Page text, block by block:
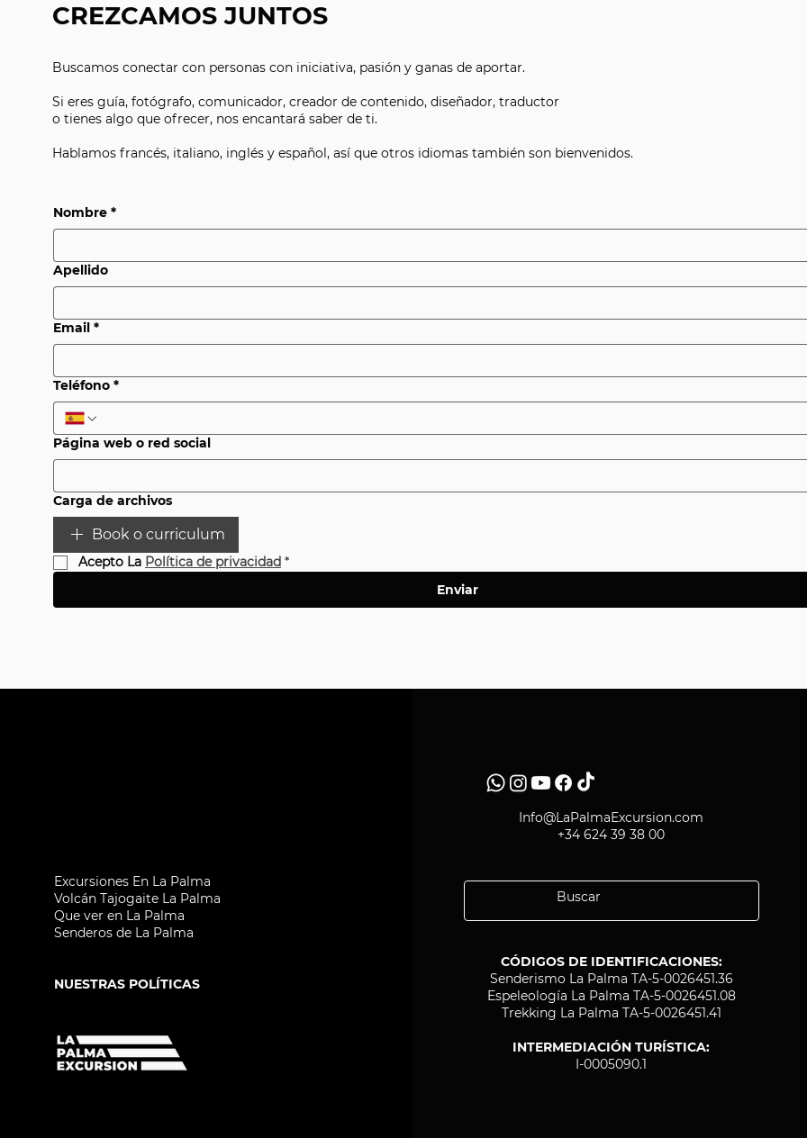
CREZCAMOS JUNTOS
Buscamos conectar con personas con iniciativa, pasión y ganas de aportar.
Si eres guía, fotógrafo, comunicador, creador de contenido, diseñador, traductor
o tienes algo que ofrecer, nos encantará saber de ti.
Hablamos francés, italiano, inglés y español, así que otros idiomas también son bienvenidos.
Nombre *
Apellido
Email *
Teléfono *
Página web o red social
Carga de archivos
Book o curriculum
Acepto La Política de privacidad *
Enviar
Excursiones En La Palma
Volcán Tajogaite La Palma
Que ver en La Palma
Senderos de La Palma
NUESTRAS POLÍTICAS
Info@LaPalmaExcursion.com
+34 624 39 38 00
CÓDIGOS DE IDENTIFICACIONES:
Senderismo La Palma TA-5-0026451.36
Espeleología La Palma TA-5-0026451.08
Trekking La Palma TA-5-0026451.41
INTERMEDIACIÓN TURÍSTICA:
I-0005090.1